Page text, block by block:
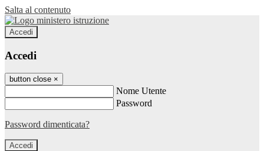
Salta al contenuto
Accedi
Accedi
button close ×
Nome Utente
Password
Password dimenticata?